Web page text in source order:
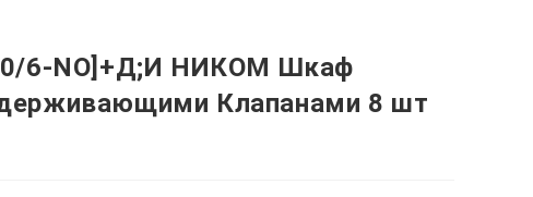
6-NO]+Д;И НИКОМ Шкаф
Клапанами 8 шт